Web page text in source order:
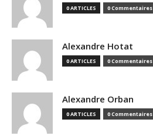
0 ARTICLES 0 Commentaires
Alexandre Hotat
0 ARTICLES 0 Commentaires
Alexandre Orban
0 ARTICLES 0 Commentaires